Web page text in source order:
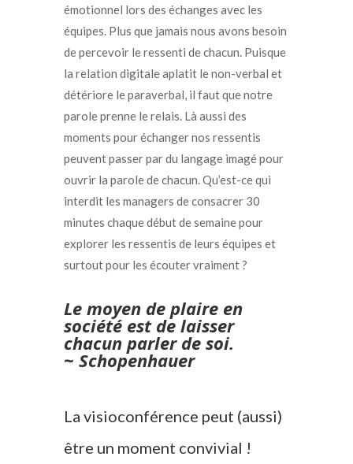
émotionnel lors des échanges avec les
équipes. Plus que jamais nous avons besoin
de percevoir le ressenti de chacun. Puisque
la relation digitale aplatit le non-verbal et
détériore le paraverbal, il faut que notre
parole prenne le relais. Là aussi des
moments pour échanger nos ressentis
peuvent passer par du langage imagé pour
ouvrir la parole de chacun. Qu’est-ce qui
interdit les managers de consacrer 30
minutes chaque début de semaine pour
explorer les ressentis de leurs équipes et
surtout pour les écouter vraiment ?
Le moyen de plaire en
société est de laisser
chacun parler de soi.
~ Schopenhauer
La visioconférence peut (aussi)
être un moment convivial !